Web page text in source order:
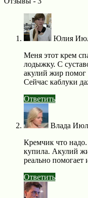
Юлия
Меня этот крем
лодыжку. С
акулий жир помог
Сейчас каблуки
Ответить
Влада
Кремчик что
купила. Акулий
реально помогает
Ответить